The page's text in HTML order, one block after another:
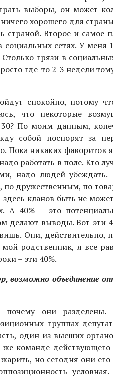
выборы, он может
хорошего для
страной. Второе и самое
сетях. У меня
грязи в
где-то 2-3 недели
спокойно, потому
что некоторые
По моим данным,
собой поспорят за
Пока никаких фаворитов
работать в поле. Кто
надо людей
дружественным, по
кланов быть не
А 40% – это
делают выводы. Вот эти
Они, действительно,
мой родственник, я все
– эти 40%.
возможно объединение
они разделены.
группах
один из высших
команде
но сегодня они